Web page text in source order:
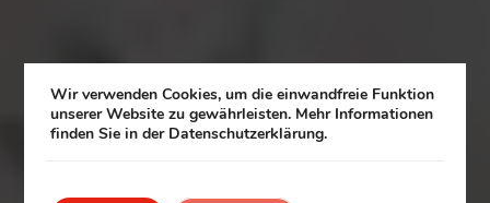
Wir verwenden Cookies, um die einwandfreie Funktion
unserer Website zu gewährleisten. Mehr Informationen
finden Sie in der Datenschutzerklärung.